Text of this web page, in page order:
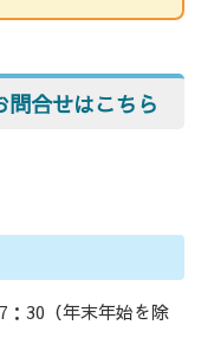
合せはこちら
：30（年末年始を除